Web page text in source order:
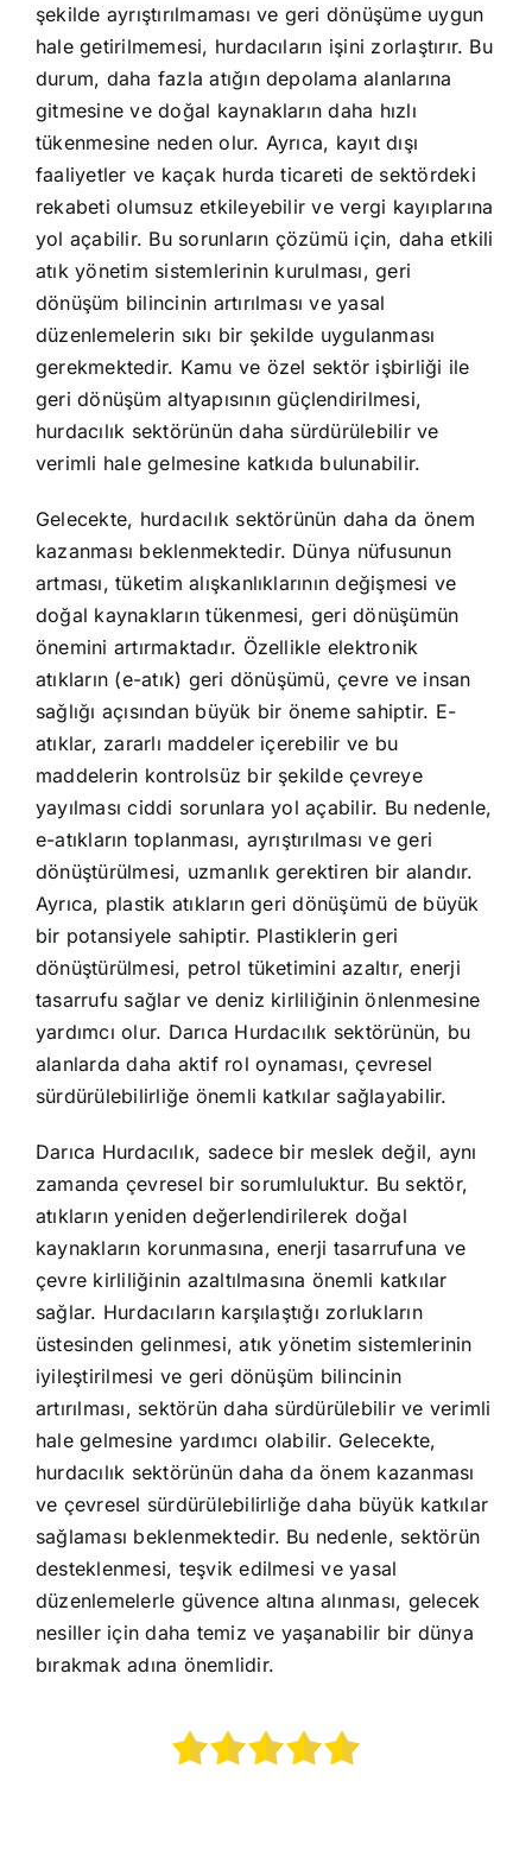
şekilde ayrıştırılmaması ve geri dönüşüme uygun
hale getirilmemesi, hurdacıların işini zorlaştırır. Bu
durum, daha fazla atığın depolama alanlarına
gitmesine ve doğal kaynakların daha hızlı
tükenmesine neden olur. Ayrıca, kayıt dışı
faaliyetler ve kaçak hurda ticareti de sektördeki
rekabeti olumsuz etkileyebilir ve vergi kayıplarına
yol açabilir. Bu sorunların çözümü için, daha etkili
atık yönetim sistemlerinin kurulması, geri
dönüşüm bilincinin artırılması ve yasal
düzenlemelerin sıkı bir şekilde uygulanması
gerekmektedir. Kamu ve özel sektör işbirliği ile
geri dönüşüm altyapısının güçlendirilmesi,
hurdacılık sektörünün daha sürdürülebilir ve
verimli hale gelmesine katkıda bulunabilir.
Gelecekte, hurdacılık sektörünün daha da önem
kazanması beklenmektedir. Dünya nüfusunun
artması, tüketim alışkanlıklarının değişmesi ve
doğal kaynakların tükenmesi, geri dönüşümün
önemini artırmaktadır. Özellikle elektronik
atıkların (e-atık) geri dönüşümü, çevre ve insan
sağlığı açısından büyük bir öneme sahiptir. E-
atıklar, zararlı maddeler içerebilir ve bu
maddelerin kontrolsüz bir şekilde çevreye
yayılması ciddi sorunlara yol açabilir. Bu nedenle,
e-atıkların toplanması, ayrıştırılması ve geri
dönüştürülmesi, uzmanlık gerektiren bir alandır.
Ayrıca, plastik atıkların geri dönüşümü de büyük
bir potansiyele sahiptir. Plastiklerin geri
dönüştürülmesi, petrol tüketimini azaltır, enerji
tasarrufu sağlar ve deniz kirliliğinin önlenmesine
yardımcı olur. Darıca Hurdacılık sektörünün, bu
alanlarda daha aktif rol oynaması, çevresel
sürdürülebilirliğe önemli katkılar sağlayabilir.
Darıca Hurdacılık, sadece bir meslek değil, aynı
zamanda çevresel bir sorumluluktur. Bu sektör,
atıkların yeniden değerlendirilerek doğal
kaynakların korunmasına, enerji tasarrufuna ve
çevre kirliliğinin azaltılmasına önemli katkılar
sağlar. Hurdacıların karşılaştığı zorlukların
üstesinden gelinmesi, atık yönetim sistemlerinin
iyileştirilmesi ve geri dönüşüm bilincinin
artırılması, sektörün daha sürdürülebilir ve verimli
hale gelmesine yardımcı olabilir. Gelecekte,
hurdacılık sektörünün daha da önem kazanması
ve çevresel sürdürülebilirliğe daha büyük katkılar
sağlaması beklenmektedir. Bu nedenle, sektörün
desteklenmesi, teşvik edilmesi ve yasal
düzenlemelerle güvence altına alınması, gelecek
nesiller için daha temiz ve yaşanabilir bir dünya
bırakmak adına önemlidir.